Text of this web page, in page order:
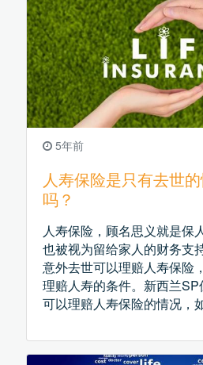
5年前
人寿保险是只有去世
吗？
人寿保险，顾名思义就是保
也被视为留给家人的财务支
意外去世可以理赔人寿保险
理赔人寿的条件。新西兰
可以理赔人寿保险的情况，
询。